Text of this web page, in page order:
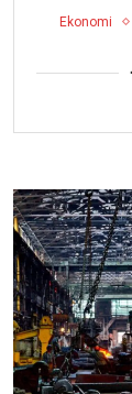
Ekonomi